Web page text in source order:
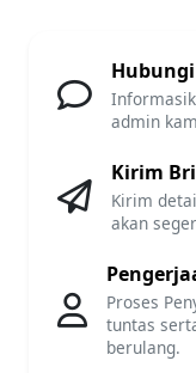
admin
Kirim
Kirim
akan
Proses
tuntas
berulang.